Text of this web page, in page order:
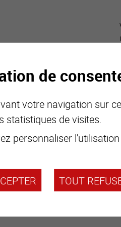
de
votre navigation sur
statistiques de visites.
personnaliser
TOUT